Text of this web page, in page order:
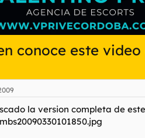
conoce este video
la version completa de